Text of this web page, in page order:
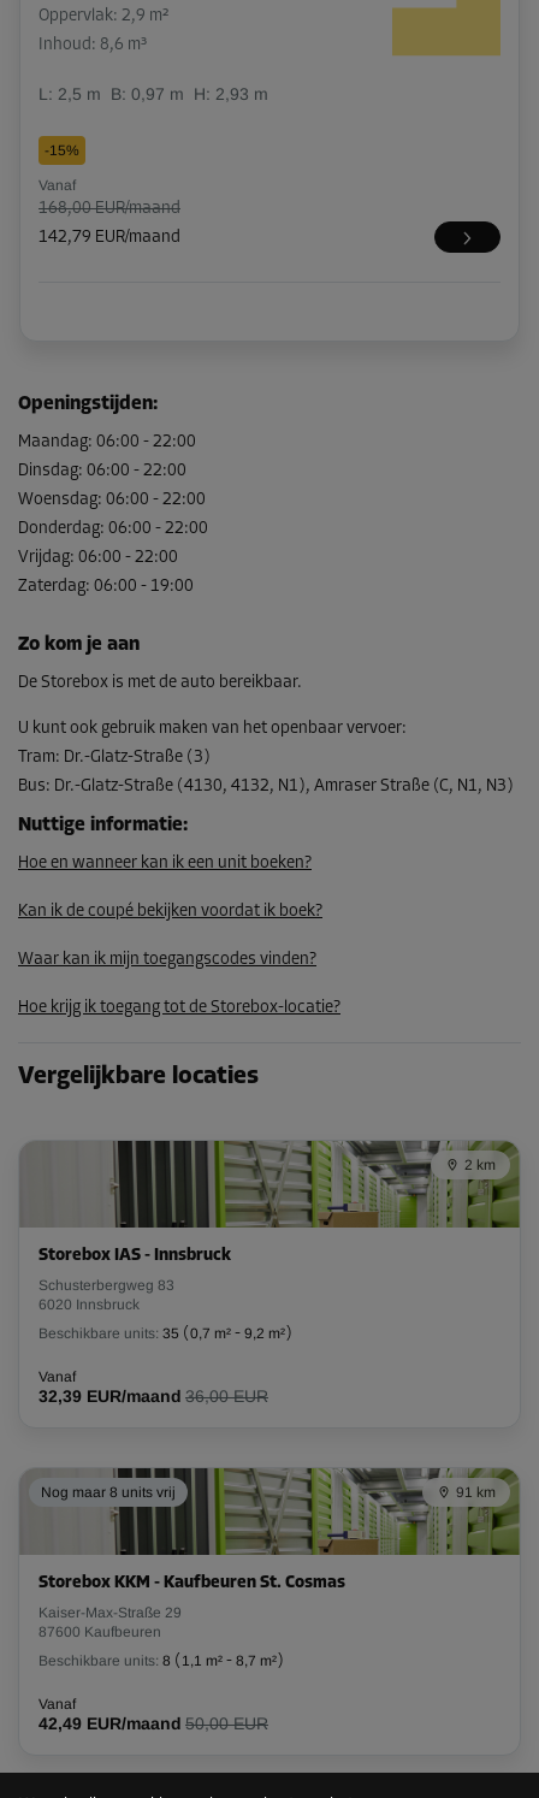
Oppervlak: 2,9 m²
Inhoud: 8,6 m³
L: 2,5 m B: 0,97 m H: 2,93 m
-15%
Vanaf
168,00 EUR/maand
142,79 EUR/maand
Openingstijden:
Maandag: 06:00 - 22:00
Dinsdag: 06:00 - 22:00
Woensdag: 06:00 - 22:00
Donderdag: 06:00 - 22:00
Vrijdag: 06:00 - 22:00
Zaterdag: 06:00 - 19:00
Zo kom je aan
De Storebox is met de auto bereikbaar.
U kunt ook gebruik maken van het openbaar vervoer:
Tram: Dr.-Glatz-Straße (3)
Bus: Dr.-Glatz-Straße (4130, 4132, N1), Amraser Straße (C, N1, N3)
Nuttige informatie:
Hoe en wanneer kan ik een unit boeken?
Kan ik de coupé bekijken voordat ik boek?
Waar kan ik mijn toegangscodes vinden?
Hoe krijg ik toegang tot de Storebox-locatie?
Vergelijkbare locaties
2 km
Storebox IAS - Innsbruck
Schusterbergweg 83
6020 Innsbruck
Beschikbare units: 35 (0,7 m² - 9,2 m²)
Vanaf
32,39 EUR/maand 36,00 EUR
Nog maar 8 units vrij 91 km
Storebox KKM - Kaufbeuren St. Cosmas
Kaiser-Max-Straße 29
87600 Kaufbeuren
Beschikbare units: 8 ( 1,1 m² - 8,7 m²)
Vanaf
42,49 EUR/maand 50,00 EUR